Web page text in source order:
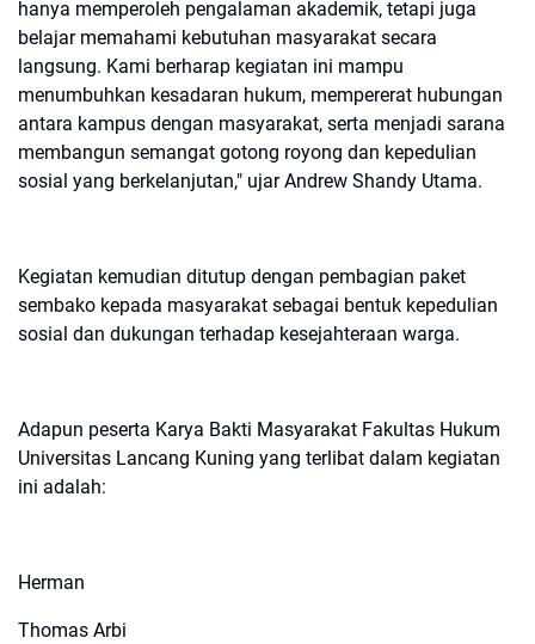
hanya memperoleh pengalaman akademik, tetapi juga
belajar memahami kebutuhan masyarakat secara
langsung. Kami berharap kegiatan ini mampu
menumbuhkan kesadaran hukum, mempererat hubungan
antara kampus dengan masyarakat, serta menjadi sarana
membangun semangat gotong royong dan kepedulian
sosial yang berkelanjutan," ujar Andrew Shandy Utama.
Kegiatan kemudian ditutup dengan pembagian paket
sembako kepada masyarakat sebagai bentuk kepedulian
sosial dan dukungan terhadap kesejahteraan warga.
Adapun peserta Karya Bakti Masyarakat Fakultas Hukum
Universitas Lancang Kuning yang terlibat dalam kegiatan
ini adalah:
Herman
Thomas Arbi